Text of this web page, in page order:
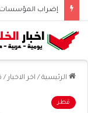
إضراب المؤسسات في غزة يحرم
الرئيسية / اخر الاخبار /
قطر